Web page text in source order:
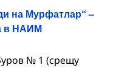
на Мурфатлар“ –
в НАИМ
№ 1 (срещу